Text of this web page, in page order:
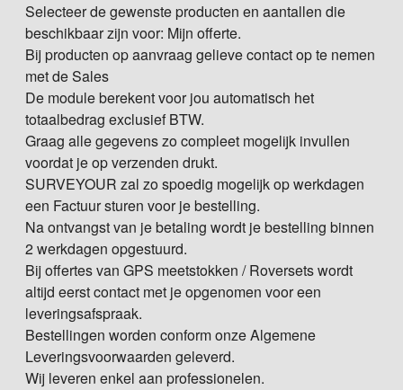
Selecteer de gewenste producten en aantallen die
beschikbaar zijn voor: Mijn offerte.
Bij producten op aanvraag gelieve contact op te nemen
met de Sales
De module berekent voor jou automatisch het
totaalbedrag exclusief BTW.
Graag alle gegevens zo compleet mogelijk invullen
voordat je op verzenden drukt.
SURVEYOUR zal zo spoedig mogelijk op werkdagen
een Factuur sturen voor je bestelling.
Na ontvangst van je betaling wordt je bestelling binnen
2 werkdagen opgestuurd.
Bij offertes van GPS meetstokken / Roversets wordt
altijd eerst contact met je opgenomen voor een
leveringsafspraak.
Bestellingen worden conform onze Algemene
Leveringsvoorwaarden geleverd.
Wij leveren enkel aan professionelen.